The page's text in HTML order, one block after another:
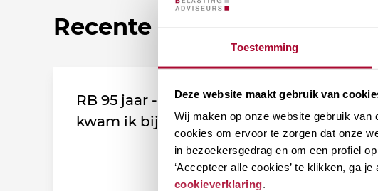
Toestemming
Deze website maakt gebruik van
Wij maken op onze website gebruik van
cookies om ervoor te zorgen dat onze
in bezoekersgedrag en om een profiel
‘Accepteer alle cookies’ te klikken, ga
cookieverklaring.
Recente nieuwsberichten
RB 95 jaar - Leden vertellen: Zo
kwam ik bij de vereniging!